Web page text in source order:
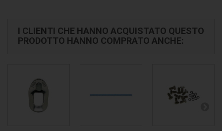
I CLIENTI CHE HANNO ACQUISTATO QUESTO
PRODOTTO HANNO COMPRATO ANCHE: